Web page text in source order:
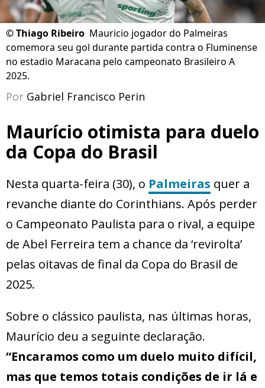
©Thiago Ribeiro Mauricio jogador do Palmeiras
comemora seu gol durante partida contra o Fluminense
no estadio Maracana pelo campeonato Brasileiro A
2025.
Por Gabriel Francisco Perin
Maurício otimista para duelo
da Copa do Brasil
Nesta quarta-feira (30), o Palmeiras quer a
revanche diante do Corinthians. Após perder
o Campeonato Paulista para o rival, a equipe
de Abel Ferreira tem a chance da ‘revirolta’
pelas oitavas de final da Copa do Brasil de
2025.
Sobre o clássico paulista, nas últimas horas,
Maurício deu a seguinte declaração.
“Encaramos como um duelo muito difícil,
mas que temos totais condições de ir lá e